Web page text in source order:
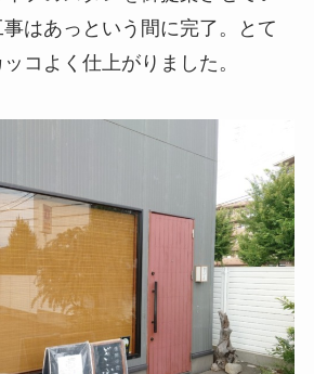
はあっという間に完了。とて
コよく仕上がりました。